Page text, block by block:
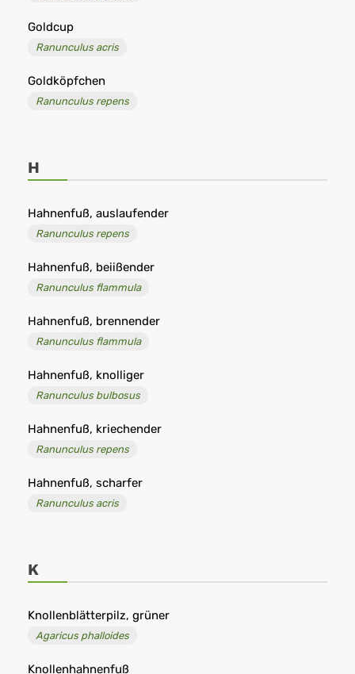
Goldcup
Ranunculus acris
Goldköpfchen
Ranunculus repens
H
Hahnenfuß, auslaufender
Ranunculus repens
Hahnenfuß, beiißender
Ranunculus flammula
Hahnenfuß, brennender
Ranunculus flammula
Hahnenfuß, knolliger
Ranunculus bulbosus
Hahnenfuß, kriechender
Ranunculus repens
Hahnenfuß, scharfer
Ranunculus acris
K
Knollenblätterpilz, grüner
Agaricus phalloides
Knollenhahnenfuß